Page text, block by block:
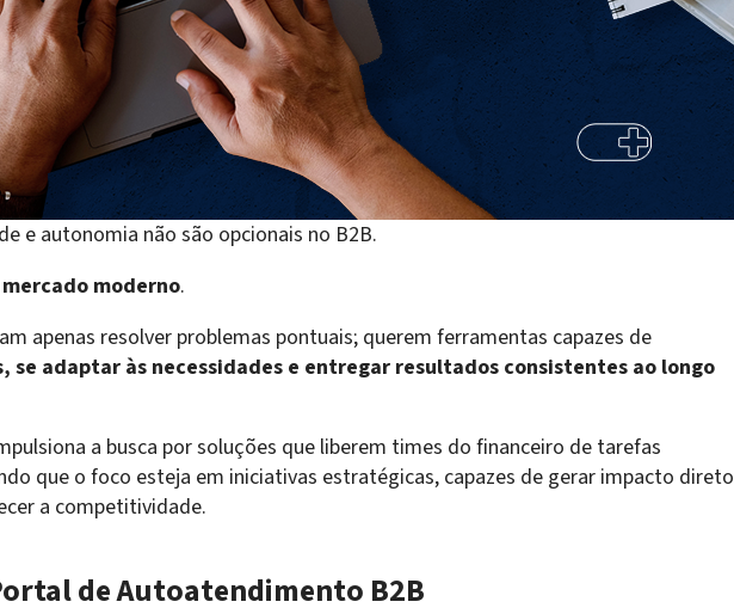
e autonomia não são opcionais no B2B.
moderno.
apenas resolver problemas pontuais; querem ferramentas capazes de
adaptar às necessidades e entregar resultados consistentes ao longo
a busca por soluções que liberem times do financeiro de tarefas
que o foco esteja em iniciativas estratégicas, capazes de gerar impacto direto
a competitividade.
de Autoatendimento B2B